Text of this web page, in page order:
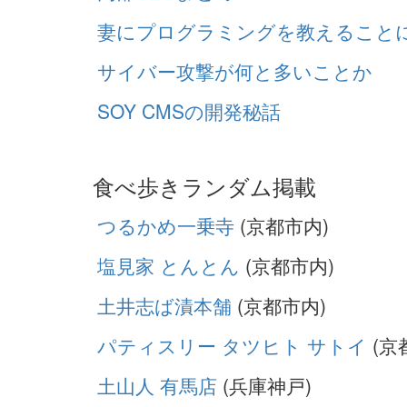
妻にプログラミングを教えること
サイバー攻撃が何と多いことか
SOY CMSの開発秘話
食べ歩きランダム掲載
つるかめ一乗寺 (京都市内)
塩見家 とんとん (京都市内)
土井志ば漬本舗 (京都市内)
パティスリー タツヒト サトイ (京
土山人 有馬店 (兵庫神戸)